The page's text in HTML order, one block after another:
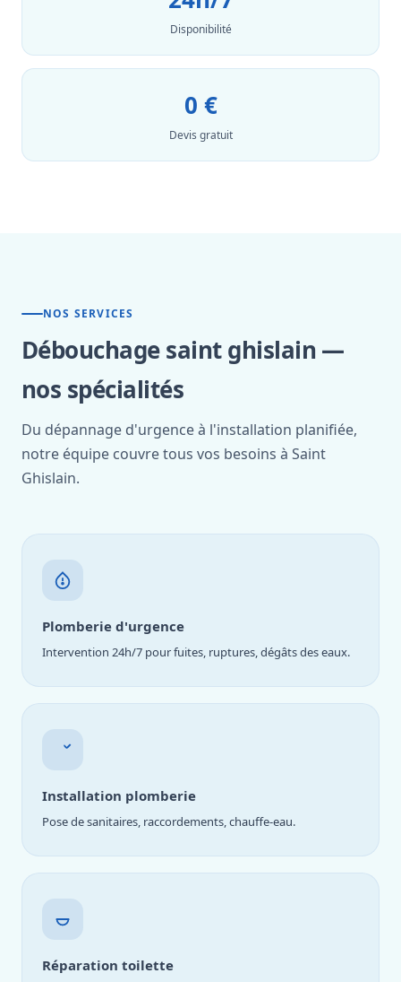
Disponibilité
0 €
Devis gratuit
NOS SERVICES
Débouchage saint ghislain —
nos spécialités
Du dépannage d'urgence à l'installation planifiée,
notre équipe couvre tous vos besoins à Saint
Ghislain.
Plomberie d'urgence
Intervention 24h/7 pour fuites, ruptures, dégâts des eaux.
Installation plomberie
Pose de sanitaires, raccordements, chauffe-eau.
Réparation toilette